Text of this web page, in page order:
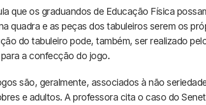
que os graduandos de Educação Física
quadra e as peças dos tabuleiros serem os
do tabuleiro pode, também, ser realizado
a confecção do jogo.
são, geralmente, associados à não
e adultos. A professora cita o caso do